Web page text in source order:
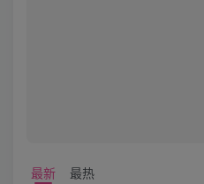
最新 最热